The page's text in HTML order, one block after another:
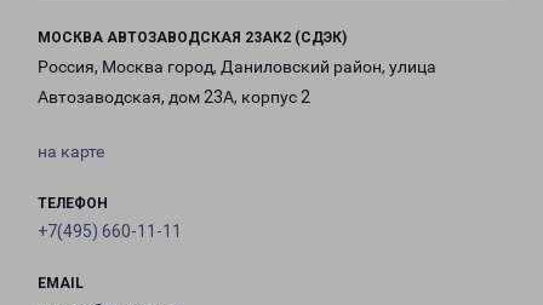
МОСКВА АВТОЗАВОДСКАЯ 23АК2 (СДЭК)
Россия, Москва город, Даниловский район, улица
Автозаводская, дом 23А, корпус 2
на карте
ТЕЛЕФОН
+7(495) 660-11-11
EMAIL